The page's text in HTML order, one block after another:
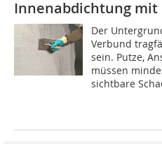
Innenabdichtung mit
Der
Verbund
sein. Putze,
müssen
sichtbare